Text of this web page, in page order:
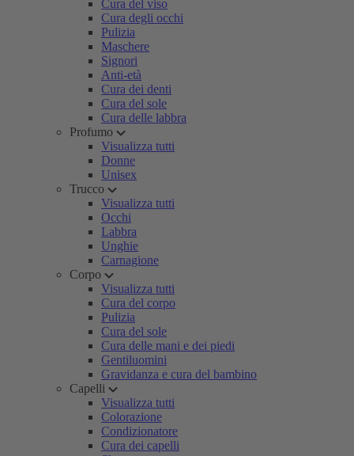
Cura del viso
Cura degli occhi
Pulizia
Maschere
Signori
Anti-età
Cura dei denti
Cura del sole
Cura delle labbra
Profumo
Visualizza tutti
Donne
Unisex
Trucco
Visualizza tutti
Occhi
Labbra
Unghie
Carnagione
Corpo
Visualizza tutti
Cura del corpo
Pulizia
Cura del sole
Cura delle mani e dei piedi
Gentiluomini
Gravidanza e cura del bambino
Capelli
Visualizza tutti
Colorazione
Condizionatore
Cura dei capelli